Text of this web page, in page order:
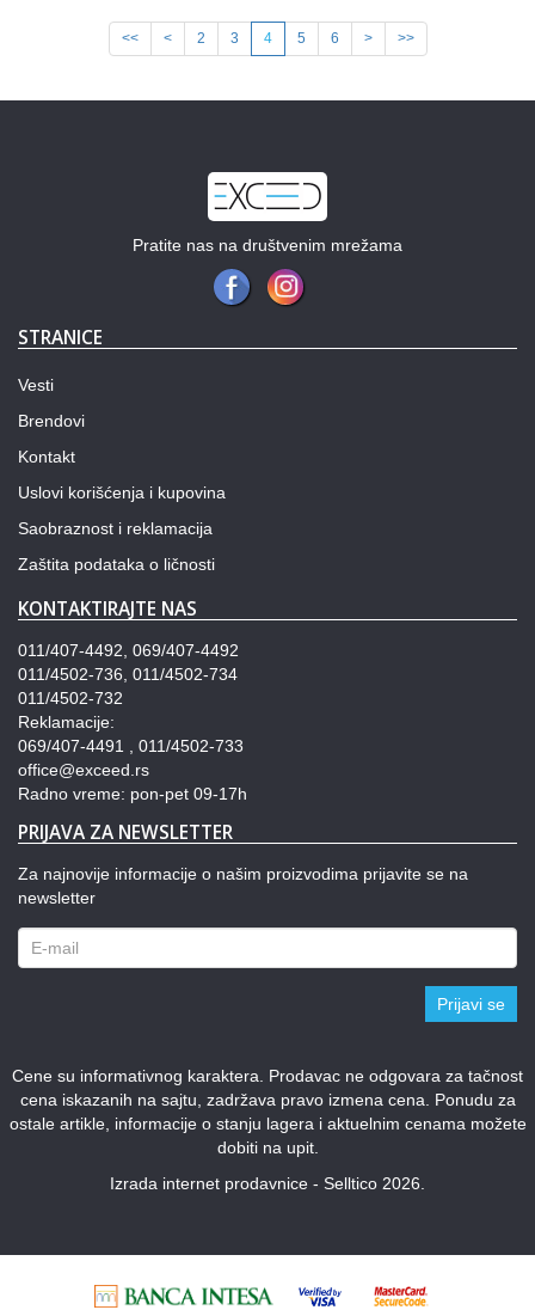
<< < 2 3 4 5 6 > >>
Pratite nas na društvenim mrežama
STRANICE
Vesti
Brendovi
Kontakt
Uslovi korišćenja i kupovina
Saobraznost i reklamacija
Zaštita podataka o ličnosti
KONTAKTIRAJTE NAS
011/407-4492, 069/407-4492
011/4502-736, 011/4502-734
011/4502-732
Reklamacije:
069/407-4491 , 011/4502-733
office@exceed.rs
Radno vreme: pon-pet 09-17h
PRIJAVA ZA NEWSLETTER
Za najnovije informacije o našim proizvodima prijavite se na
newsletter
Prijavi se
Cene su informativnog karaktera. Prodavac ne odgovara za tačnost
cena iskazanih na sajtu, zadržava pravo izmena cena. Ponudu za
ostale artikle, informacije o stanju lagera i aktuelnim cenama možete
dobiti na upit.
Izrada internet prodavnice - Selltico 2026.